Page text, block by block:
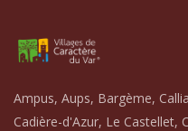
Ampus, Aups, Bargème,
Cadière-d'Azur, Le Castellet,